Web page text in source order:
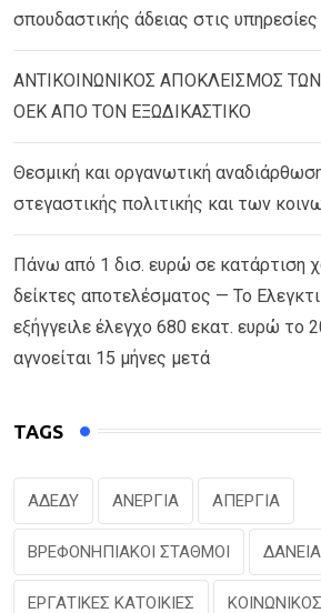
σπουδαστικής άδειας στις
ΑΝΤΙΚΟΙΝΩΝΙΚΟΣ ΑΠΟΚΛΕΙΣΜΟΣ
ΟΕΚ ΑΠΟ ΤΟΝ ΕΞΩΔΙΚΑΣΤΙΚΟ
Θεσμική και οργανωτική
στεγαστικής πολιτικής και των
Πάνω από 1 δισ. ευρώ σε κατάρτιση
δείκτες αποτελέσματος — Το
εξήγγειλε έλεγχο 680 εκατ. ευρώ το
αγνοείται 15 μήνες μετά
TAGS
ΑΔΕΔΥ ΑΝΕΡΓΙΑ ΑΠΕΡΓΙΑ
ΒΡΕΦΟΝΗΠΙΑΚΟΙ ΣΤΑΘΜΟΙ
ΕΡΓΑΤΙΚΕΣ ΚΑΤΟΙΚΙΕΣ